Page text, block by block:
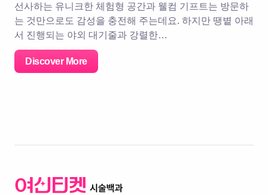
선사하는 유니크한 체험형 공간과 웰컴 기프트는 방문하
는 것만으로도 감성을 충전해 주는데요. 하지만 땡볕 아래
서 진행되는 야외 대기줄과 강렬한…
Discover More